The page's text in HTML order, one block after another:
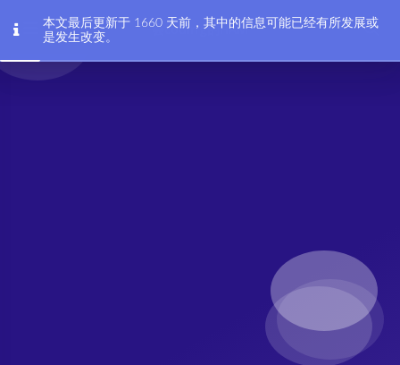
会coding的HAM
本文最后更新于 1660 天前，其中的信息可能已经有所发展或
是发生改变。